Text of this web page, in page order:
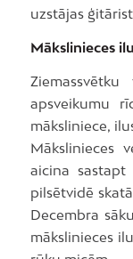
uzstājas
Mākslinieces
apsveikumu
māksliniece,
Mākslinieces
aicina sastapt
pilsētvidē
Decembra
mākslinieces